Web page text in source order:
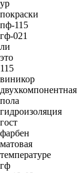
ур
покраски
пф-115
гф-021
ли
это
115
виникор
двухкомпонентная
пола
гидроизоляция
гост
фарбен
матовая
температуре
гф